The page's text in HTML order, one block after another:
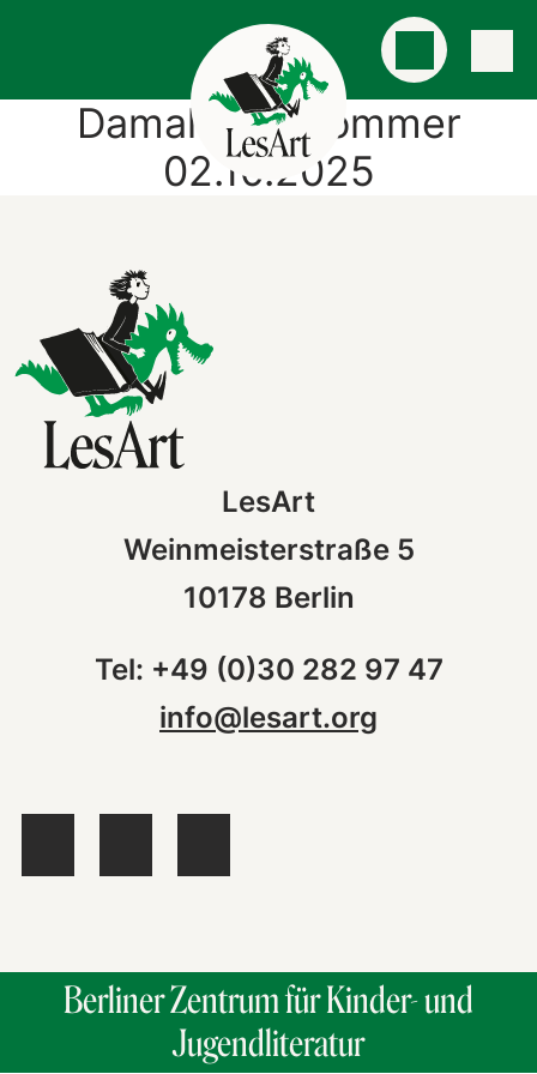
Damals, im Sommer
02.10.2025
LesArt
Weinmeisterstraße 5
10178 Berlin
Tel: +49 (0)30 282 97 47
info@lesart.org
Berliner Zentrum für Kinder- und
Jugendliteratur